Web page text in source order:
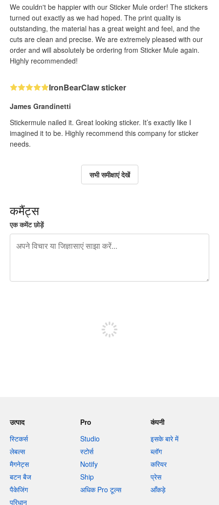
We couldn't be happier with our Sticker Mule order! The stickers
turned out exactly as we had hoped. The print quality is
outstanding, the material has a great weight and feel, and the
cuts are clean and precise. We are extremely pleased with our
order and will absolutely be ordering from Sticker Mule again.
Highly recommended!
IronBearClaw sticker
James Grandinetti
Stickermule nailed it. Great looking sticker. It’s exactly like I
imagined it to be. Highly recommend this company for sticker
needs.
सभी समीक्षाएं देखें
कमैंट्स
एक कमेंट छोड़ें
उत्पाद
स्टिकर्स
लेबल्स
मैगनेट्स
बटन बैज
पैकेजिंग
परिधान
Pro
Studio
स्टोर्स
Notify
Ship
अधिक Pro टूल्स
कंपनी
इसके बारे में
ब्लॉग
करियर
प्रेस
आँकड़े